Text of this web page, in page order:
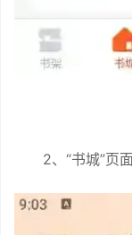
2、“书城”页